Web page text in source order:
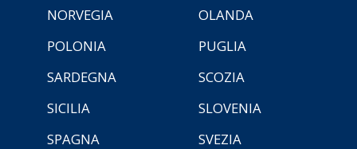
NORVEGIA
OLANDA
POLONIA
PUGLIA
SARDEGNA
SCOZIA
SICILIA
SLOVENIA
SPAGNA
SVEZIA